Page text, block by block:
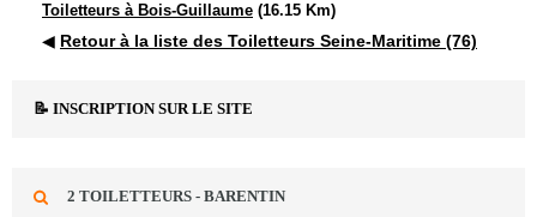
Toiletteurs à Bois-Guillaume (16.15 Km)
◀ Retour à la liste des Toiletteurs Seine-Maritime (76)
📝 INSCRIPTION SUR LE SITE
2 TOILETTEURS - BARENTIN